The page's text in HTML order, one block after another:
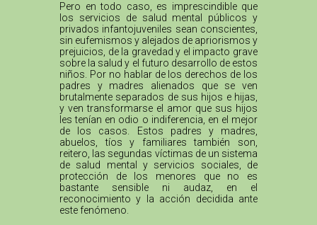
Pero en todo caso, es imprescindible que
los servicios de salud mental públicos y
privados infantojuveniles sean conscientes,
sin eufemismos y alejados de apriorismos y
prejuicios, de la gravedad y el impacto grave
sobre la salud y el futuro desarrollo de estos
niños. Por no hablar de los derechos de los
padres y madres alienados que se ven
brutalmente separados de sus hijos e hijas,
y ven transformarse el amor que sus hijos
les tenían en odio o indiferencia, en el mejor
de los casos. Estos padres y madres,
abuelos, tíos y familiares también son,
reitero, las segundas víctimas de un sistema
de salud mental y servicios sociales, de
protección de los menores que no es
bastante sensible ni audaz, en el
reconocimiento y la acción decidida ante
este fenómeno.